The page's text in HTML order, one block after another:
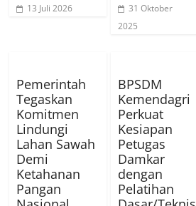
13 Juli 2026
31 Oktober
2025
Pemerintah
Tegaskan
Komitmen
Lindungi
Lahan Sawah
Demi
Ketahanan
Pangan
BPSDM
Kemendagri
Perkuat
Kesiapan
Petugas
Damkar
dengan
Pelatihan